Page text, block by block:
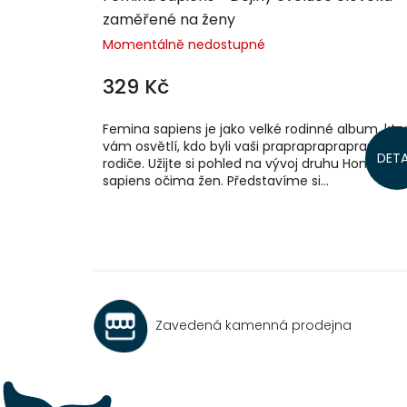
zaměřené na ženy
Momentálně nedostupné
329 Kč
Femina sapiens je jako velké rodinné album,
vám osvětlí, kdo byli vaši prapraprapraprapra…
rodiče. Užijte si pohled na vývoj druhu Homo
sapiens očima žen. Představíme si...
Zavedená kamenná prodejna